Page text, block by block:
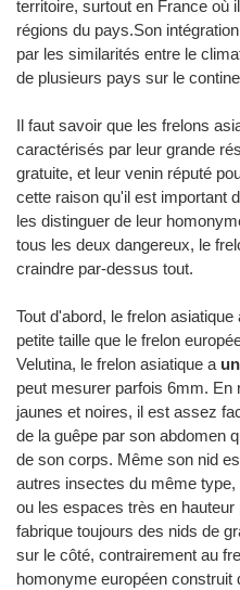
territoire, surtout en France où
régions du pays.Son
par les similarités entre le
de plusieurs pays sur le
Il faut savoir que les frelons
caractérisés par leur grande
gratuite, et leur venin réputé
cette raison qu'il est important
les distinguer de leur
tous les deux dangereux, le
craindre par-dessus tout.
Tout d'abord, le frelon
petite taille que le frelon
Velutina, le frelon asiatique a
peut mesurer parfois 6mm. En
jaunes et noires, il est assez
de la guêpe par son abdomen
de son corps. Même son nid
autres insectes du même
ou les espaces très en
fabrique toujours des nids de
sur le côté, contrairement au
homonyme européen construit